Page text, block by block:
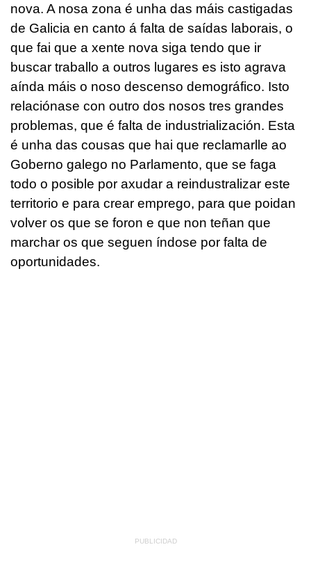
nova. A nosa zona é unha das máis castigadas
de Galicia en canto á falta de saídas laborais, o
que fai que a xente nova siga tendo que ir
buscar traballo a outros lugares es isto agrava
aínda máis o noso descenso demográfico. Isto
relaciónase con outro dos nosos tres grandes
problemas, que é falta de industrialización. Esta
é unha das cousas que hai que reclamarlle ao
Goberno galego no Parlamento, que se faga
todo o posible por axudar a reindustralizar este
territorio e para crear emprego, para que poidan
volver os que se foron e que non teñan que
marchar os que seguen índose por falta de
oportunidades.